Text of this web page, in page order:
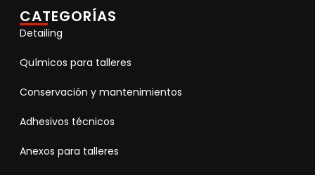
CATEGORÍAS
Detailing
Químicos para talleres
Conservación y mantenimientos
Adhesivos técnicos
Anexos para talleres